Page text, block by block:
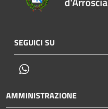
SEGUICI SU
AMMINISTRAZIONE